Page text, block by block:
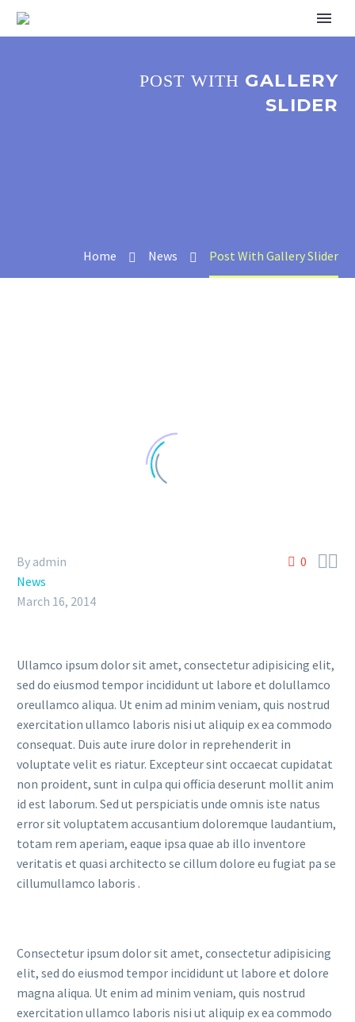
POST WITH GALLERY
SLIDER
Home News Post With Gallery Slider
0 
By admin
News
March 16, 2014
Ullamco ipsum dolor sit amet, consectetur adipisicing elit,
sed do eiusmod tempor incididunt ut labore et dolullamco
oreullamco aliqua. Ut enim ad minim veniam, quis nostrud
exercitation ullamco laboris nisi ut aliquip ex ea commodo
consequat. Duis aute irure dolor in reprehenderit in
voluptate velit es riatur. Excepteur sint occaecat cupidatat
non proident, sunt in culpa qui officia deserunt mollit anim
id est laborum. Sed ut perspiciatis unde omnis iste natus
error sit voluptatem accusantium doloremque laudantium,
totam rem aperiam, eaque ipsa quae ab illo inventore
veritatis et quasi architecto se cillum dolore eu fugiat pa se
cillumullamco laboris .
Consectetur ipsum dolor sit amet, consectetur adipisicing
elit, sed do eiusmod tempor incididunt ut labore et dolore
magna aliqua. Ut enim ad minim veniam, quis nostrud
exercitation ullamco laboris nisi ut aliquip ex ea commodo